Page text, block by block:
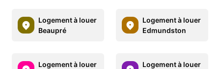
Logement à louer
Beaupré
Logement à louer
Edmundston
Logement à louer
Logement à louer